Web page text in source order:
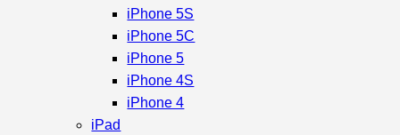
iPhone 5S
iPhone 5C
iPhone 5
iPhone 4S
iPhone 4
iPad